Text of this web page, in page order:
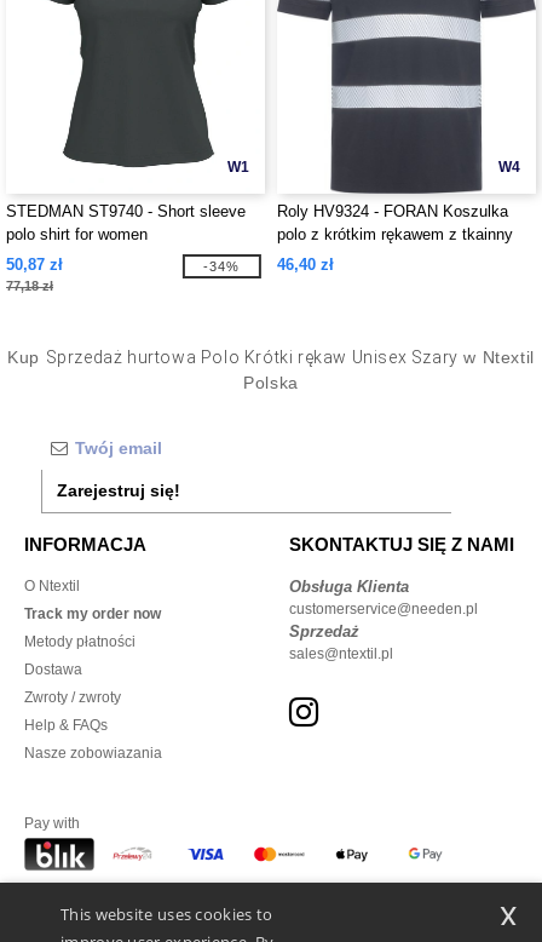
W1
STEDMAN ST9740 - Short sleeve
polo shirt for women
50,87 zł
77,18 zł
-34%
W4
Roly HV9324 - FORAN Koszulka
polo z krótkim rękawem z tkainny
pikowej o zwiększonej widoczności
46,40 zł
Kup Sprzedaż hurtowa Polo Krótki rękaw Unisex Szary w Ntextil
Polska
Zarejestruj się!
INFORMACJA
O Ntextil
Track my order now
Metody płatności
Dostawa
Zwroty / zwroty
Help & FAQs
Nasze zobowiazania
SKONTAKTUJ SIĘ Z NAMI
Obsługa Klienta
customerservice@needen.pl
Sprzedaż
sales@ntextil.pl
Pay with
We ship with
This website uses cookies to
x